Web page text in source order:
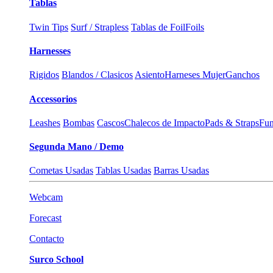
Tablas
Twin Tips Surf / Strapless Tablas de FoilFoils
Harnesses
Rigidos Blandos / Clasicos AsientoHarneses MujerGanchos
Accessorios
Leashes Bombas CascosChalecos de ImpactoPads & Straps
Segunda Mano / Demo
Cometas Usadas Tablas Usadas Barras Usadas
Webcam
Forecast
Contacto
Surco School